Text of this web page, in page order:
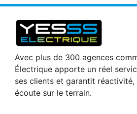
Avec plus de 300 agences
Électrique apporte un réel
ses clients et garantit réactivité,
écoute sur le terrain.